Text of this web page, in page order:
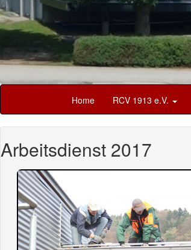
Home RCV 1913 e.V.
Arbeitsdienst 2017